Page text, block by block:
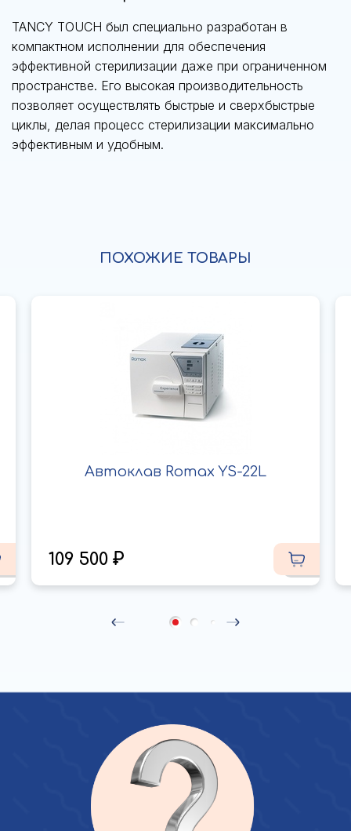
TANCY TOUCH был специально разработан в
компактном исполнении для обеспечения
эффективной стерилизации даже при ограниченном
пространстве. Его высокая производительность
позволяет осуществлять быстрые и сверхбыстрые
циклы, делая процесс стерилизации максимально
эффективным и удобным.
ПОХОЖИЕ ТОВАРЫ
Автоклав Romax YS-22L
109 500